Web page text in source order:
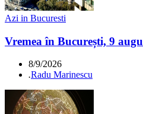
Azi in Bucuresti
Vremea în București, 9
8/9/2026
.Radu Marinescu